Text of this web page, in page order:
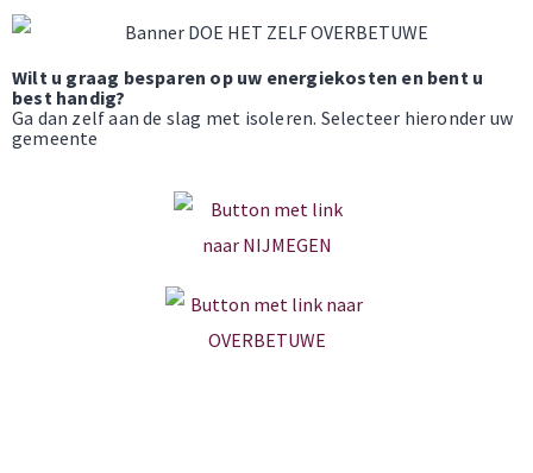
Wilt u graag besparen op uw energiekosten en bent u
best handig?
Ga dan zelf aan de slag met isoleren. Selecteer hieronder uw
gemeente